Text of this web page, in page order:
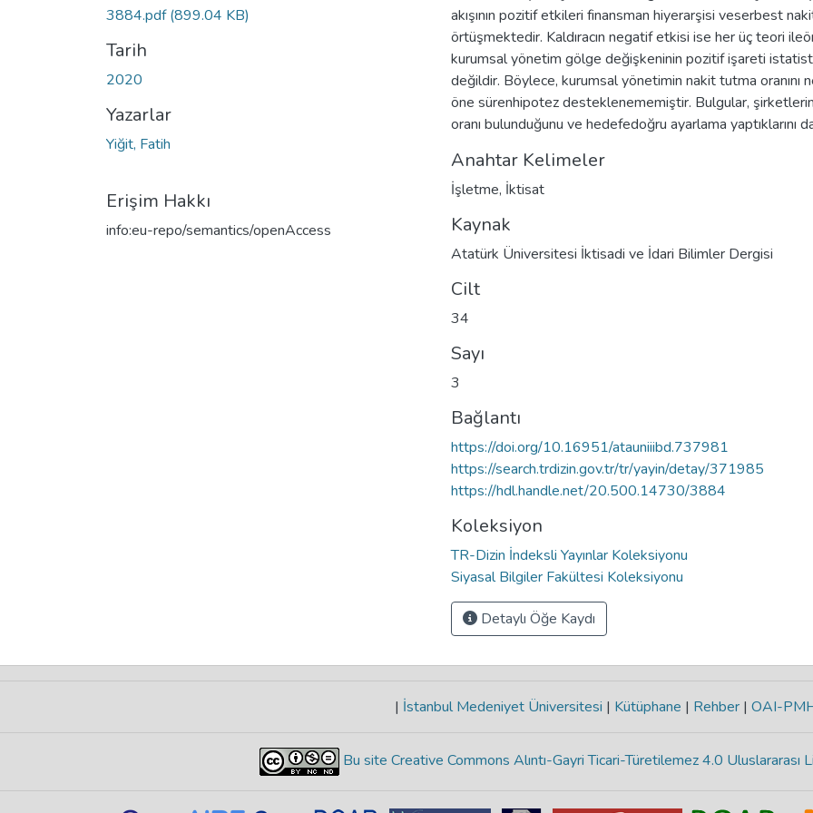
3884.pdf(899.04 KB)
Tarih
2020
Yazarlar
Yiğit, Fatih
Erişim Hakkı
info:eu-repo/semantics/openAccess
akışının pozitif etkileri finansman hiyerarşisi veserbest
örtüşmektedir. Kaldıracın negatif etkisi ise her üç teori
kurumsal yönetim gölge değişkeninin pozitif işareti
değildir. Böylece, kurumsal yönetimin nakit tutma oranını
öne sürenhipotez desteklenememiştir. Bulgular,
oranı bulunduğunu ve hedefedoğru ayarlama yaptıklarını
Anahtar Kelimeler
İşletme, İktisat
Kaynak
Atatürk Üniversitesi İktisadi ve İdari Bilimler Dergisi
Cilt
34
Sayı
3
Bağlantı
https://doi.org/10.16951/atauniiibd.737981
https://search.trdizin.gov.tr/tr/yayin/detay/371985
https://hdl.handle.net/20.500.14730/3884
Koleksiyon
TR-Dizin İndeksli Yayınlar Koleksiyonu
Siyasal Bilgiler Fakültesi Koleksiyonu
Detaylı Öğe Kaydı
| İstanbul Medeniyet Üniversitesi | Kütüphane | Rehber | OAI-
Bu site Creative Commons Alıntı-Gayri Ticari-Türetilemez 4.0 Uluslararası